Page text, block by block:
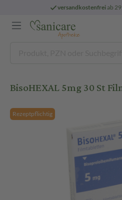
versandkostenfreiab
BisoHEXAL 5mg 30 St
Rezeptpflichtig